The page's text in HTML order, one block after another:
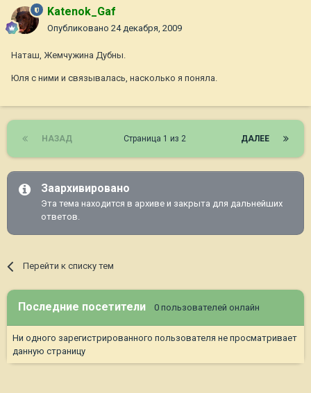
Katenok_Gaf
Опубликовано 24 декабря, 2009
Наташ, Жемчужина Дубны.
Юля с ними и связывалась, насколько я поняла.
НАЗАД ДАЛЕЕ
Страница 1 из 2
Заархивировано
Эта тема находится в архиве и закрыта для дальнейших
ответов.
Перейти к списку тем
Последние посетители 0 пользователей онлайн
Ни одного зарегистрированного пользователя не просматривает
данную страницу